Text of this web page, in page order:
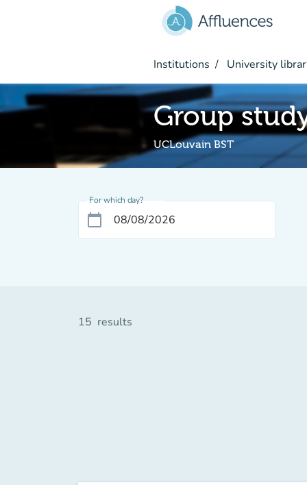
Institutions University
Group
UCLouvain BST
For which day?
calendar_today
15 results